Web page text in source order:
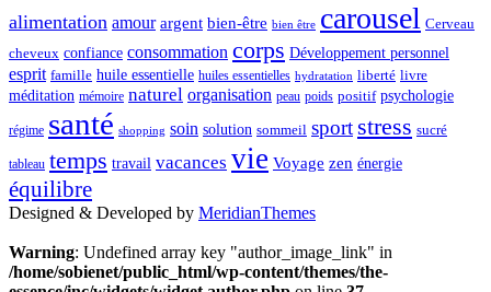
alimentation amour argent bien-être bien être carousel Cerveau
cheveux confiance consommation corps Développement personnel
esprit famille huile essentielle huiles essentielles hydratation liberté livre
méditation mémoire naturel organisation peau poids positif psychologie
régime santé shopping soin solution sommeil sport stress sucré
tableau temps travail vacances vie Voyage zen énergie
équilibre
Designed & Developed by MeridianThemes
Warning: Undefined array key "author_image_link" in
/home/sobienet/public_html/wp-content/themes/the-